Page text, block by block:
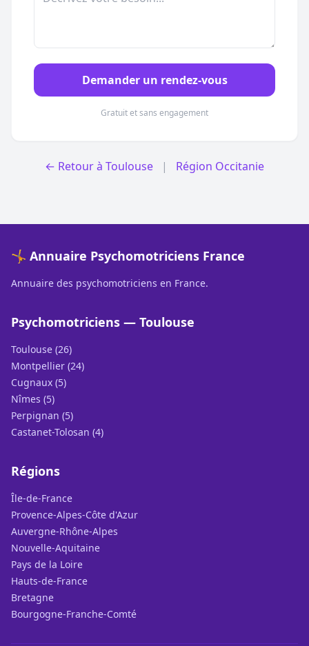
Demander un rendez-vous
Gratuit et sans engagement
← Retour à Toulouse | Région Occitanie
🤸 Annuaire Psychomotriciens France
Annuaire des psychomotriciens en France.
Psychomotriciens — Toulouse
Toulouse (26)
Montpellier (24)
Cugnaux (5)
Nîmes (5)
Perpignan (5)
Castanet-Tolosan (4)
Régions
Île-de-France
Provence-Alpes-Côte d'Azur
Auvergne-Rhône-Alpes
Nouvelle-Aquitaine
Pays de la Loire
Hauts-de-France
Bretagne
Bourgogne-Franche-Comté